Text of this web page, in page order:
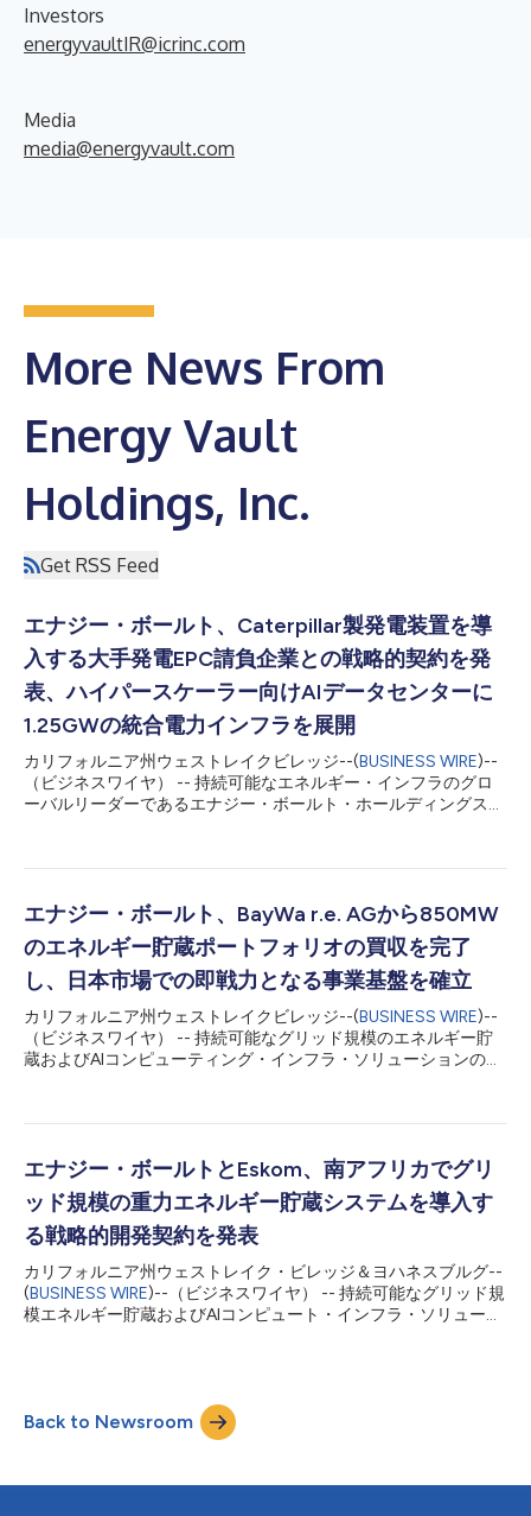
Investors
energyvaultIR@icrinc.com
Media
media@energyvault.com
More News From
Energy Vault
Holdings, Inc.
Get RSS Feed
エナジー・ボールト、Caterpillar製発電装置を導
入する大手発電EPC請負企業との戦略的契約を発
表、ハイパースケーラー向けAIデータセンターに
1.25GWの統合電力インフラを展開
カリフォルニア州ウェストレイクビレッジ--(BUSINESS WIRE)--
（ビジネスワイヤ） -- 持続可能なエネルギー・インフラのグロ
ーバルリーダーであるエナジー・ボールト・ホールディングス
の統合電力インフラを初期導入する取り組みを支援するため、バ
ーミング電力変換システム、AIインフラ制御ソフトウエアを供給
する戦略的商業契約を締結したと発表しました。 本契約は、出
力調整可能な発電、インテリジェントなバッテリー・エネルギー
貯蔵、グリッド・フォーミング・インバーター・システム、高度
なAIインフラ制御ソフトウエア、ターンキー方式のEPCおよびプ
ラント統合を、ハイパースケーラー向けAIデータセンターおよび
高性能コンピューティング・キャンパス向けに特別に設計された
単一の統合ソリューションに組み合わせた、再現性のあるAI電力
エナジー・ボールト、BayWa r.e. AGから850MW
のエネルギー貯蔵ポートフォリオの買収を完了
し、日本市場での即戦力となる事業基盤を確立
カリフォルニア州ウェストレイクビレッジ--(BUSINESS WIRE)--
（ビジネスワイヤ） -- 持続可能なグリッド規模のエネルギー貯
蔵およびAIコンピューティング・インフラ・ソリューションのグ
社」）は、世界有数の再生可能エネルギー開発企業および独立系
テリー・エネルギー貯蔵システム（BESS）開発ポートフォリオ
の取得に関して、以前発表していた買収手続きを完了したことを
発表しました。 今回の取引完了により、エナジー・ボールト
は、先進国の中でも特に魅力的で構造的に優位なエネルギー貯蔵
市場の一つである日本において、正式に事業基盤を確立しまし
た。今回の買収により、エナジー・ボールトは日本国内で直ちに
活用可能な事業基盤に加え、有望なプロジェクト・パイプライ
ン、ならびに土地権利、規制認可、電力系統接続に関する深い専
エナジー・ボールトとEskom、南アフリカでグリ
ッド規模の重力エネルギー貯蔵システムを導入す
る戦略的開発契約を発表
カリフォルニア州ウェストレイク・ビレッジ＆ヨハネスブルグ--
(BUSINESS WIRE)--（ビジネスワイヤ） -- 持続可能なグリッド規
模エネルギー貯蔵およびAIコンピュート・インフラ・ソリューシ
Holdings SOC Limited（「Eskom」）と、長時間重力エネルギ
ー貯蔵システム（GESS）の導入に向けた戦略的開発契約を締結
したと発表しました。 最初のGESSプラントは、南アフリカ・ム
です。同発電所は、Eskomが稼働させている発電所の中でも最も
Back to Newsroom